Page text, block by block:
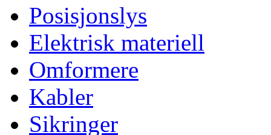
Posisjonslys
Elektrisk materiell
Omformere
Kabler
Sikringer